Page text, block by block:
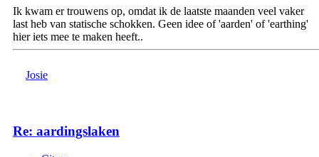
Ik kwam er trouwens op, omdat ik de laatste maanden veel vaker
last heb van statische schokken. Geen idee of 'aarden' of 'earthing'
hier iets mee te maken heeft..
Josie
Re: aardingslaken